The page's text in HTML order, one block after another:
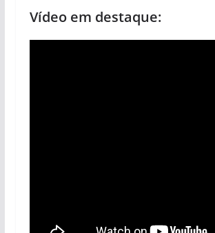
Vídeo em destaque: